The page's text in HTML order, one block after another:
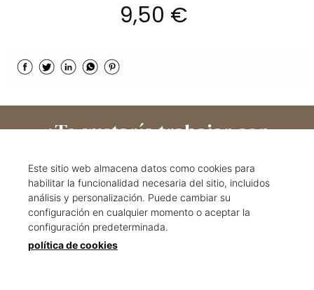
9,50 €
¿Te gustaría trabajar con
Envíanos tu CV ainfo@carrio.cat
Este sitio web almacena datos como cookies para
habilitar la funcionalidad necesaria del sitio, incluidos
análisis y personalización. Puede cambiar su
configuración en cualquier momento o aceptar la
configuración predeterminada.
política de cookies